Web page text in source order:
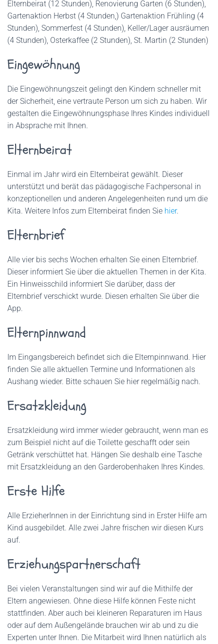
Elternbeirat (12 Stunden), Renovierung Garten (6 Stunden),
Gartenaktion Herbst (4 Stunden,) Gartenaktion Frühling (4
Stunden), Sommerfest (4 Stunden), Keller/Lager ausräumen
(4 Stunden), Osterkaffee (2 Stunden), St. Martin (2 Stunden)
Eingewöhnung
Die Eingewöhnungszeit gelingt den Kindern schneller mit
der Sicherheit, eine vertraute Person um sich zu haben. Wir
gestalten die Eingewöhnungsphase Ihres Kindes individuell
in Absprache mit Ihnen.
Elternbeirat
Einmal im Jahr wird ein Elternbeirat gewählt. Dieser
unterstützt und berät das pädagogische Fachpersonal in
konzeptionellen und anderen Angelegenheiten rund um die
Kita. Weitere Infos zum Elternbeirat finden Sie hier.
Elternbrief
Alle vier bis sechs Wochen erhalten Sie einen Elternbrief.
Dieser informiert Sie über die aktuellen Themen in der Kita.
Ein Hinweisschild informiert Sie darüber, dass der
Elternbrief verschickt wurde. Diesen erhalten Sie über die
App.
Elternpinnwand
Im Eingangsbereich befindet sich die Elternpinnwand. Hier
finden Sie alle aktuellen Termine und Informationen als
Aushang wieder. Bitte schauen Sie hier regelmäßig nach.
Ersatzkleidung
Ersatzkleidung wird immer wieder gebraucht, wenn man es
zum Beispiel nicht auf die Toilette geschafft oder sein
Getränk verschüttet hat. Hängen Sie deshalb eine Tasche
mit Ersatzkleidung an den Garderobenhaken Ihres Kindes.
Erste Hilfe
Alle ErzieherInnen in der Einrichtung sind in Erster Hilfe am
Kind ausgebildet. Alle zwei Jahre frischen wir diesen Kurs
auf.
Erziehungspartnerschaft
Bei vielen Veranstaltungen sind wir auf die Mithilfe der
Eltern angewiesen. Ohne diese Hilfe können Feste nicht
stattfinden. Aber auch bei kleineren Reparaturen im Haus
oder auf dem Außengelände brauchen wir ab und zu die
Experten unter Ihnen. Die Mitarbeit wird Ihnen natürlich als